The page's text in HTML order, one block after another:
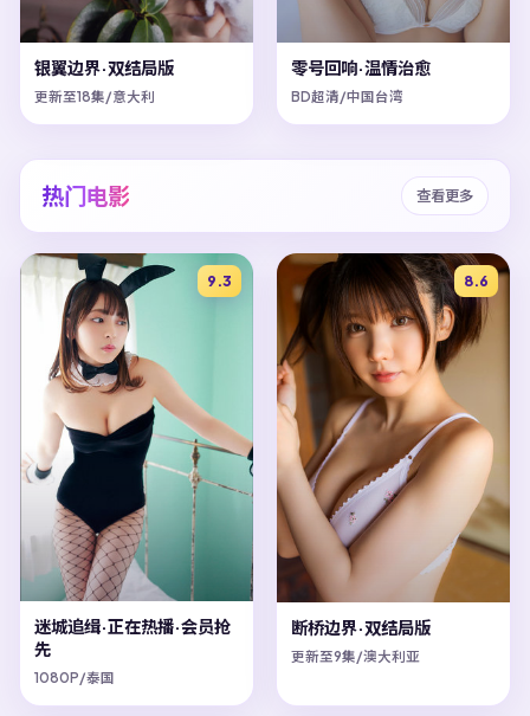
银翼边界·双结局版
更新至18集/意大利
零号回响·温情治愈
BD超清/中国台湾
热门电影 查看更多
9.3
迷城追缉·正在热播·会员抢
先
1080P/泰国
8.6
断桥边界·双结局版
更新至9集/澳大利亚